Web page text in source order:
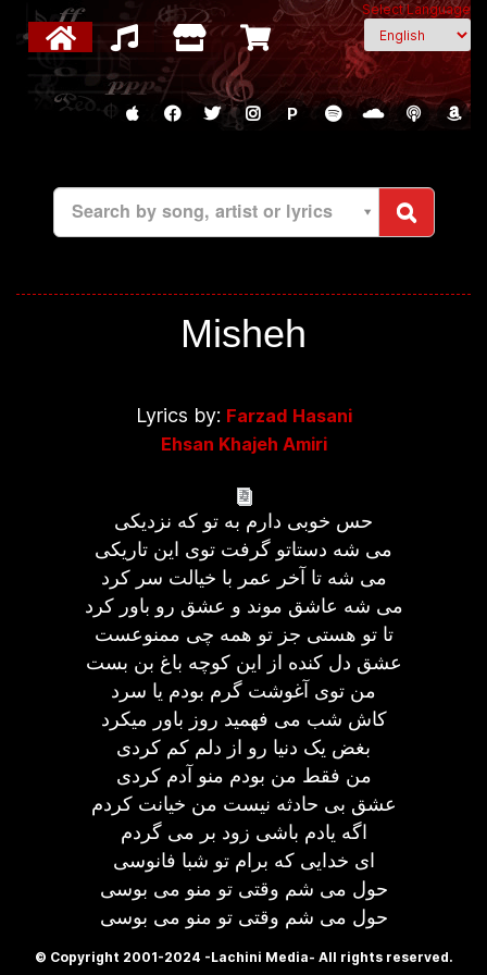
Select Language
P
Search by song, artist or lyrics
Misheh
Lyrics by: Farzad Hasani
Ehsan Khajeh Amiri
حس خوبی دارم به تو که نزدیکی
می شه دستاتو گرفت توی این تاریکی
می شه تا آخر عمر با خیالت سر کرد
می شه عاشق موند و عشق رو باور کرد
تا تو هستی جز تو همه چی ممنوعست
عشق دل کنده از این کوچه باغ بن بست
من توی آغوشت گرم بودم یا سرد
کاش شب می فهمید روز باور میکرد
بغض یک دنیا رو از دلم کم کردی
من فقط من بودم منو آدم کردی
عشق بی حادثه نیست من خیانت کردم
اگه یادم باشی زود بر می گردم
ای خدایی که برام تو شبا فانوسی
حول می شم وقتی تو منو می بوسی
حول می شم وقتی تو منو می بوسی
© Copyright 2001-2024 -Lachini Media- All rights reserved.